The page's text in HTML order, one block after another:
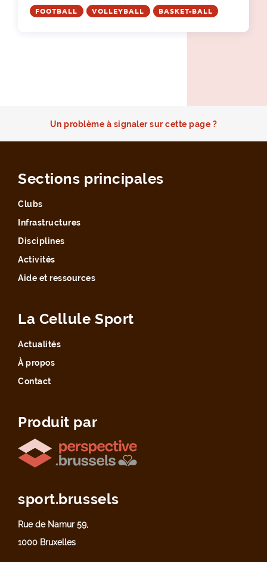
FOOTBALL VOLLEYBALL BASKET-BALL
Un problème à signaler sur cette page ?
Sections principales
Clubs
Infrastructures
Disciplines
Activités
Aide et ressources
La Cellule Sport
Actualités
À propos
Contact
Produit par
sport.brussels
Rue de Namur 59,
1000 Bruxelles